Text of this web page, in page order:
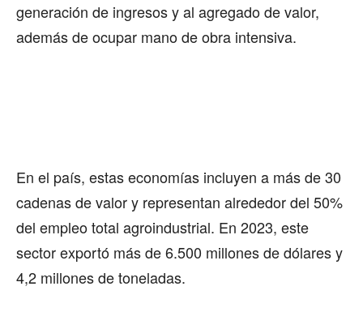
generación de ingresos y al agregado de valor,
además de ocupar mano de obra intensiva.
En el país, estas economías incluyen a más de 30
cadenas de valor y representan alrededor del 50%
del empleo total agroindustrial. En 2023, este
sector exportó más de 6.500 millones de dólares y
4,2 millones de toneladas.